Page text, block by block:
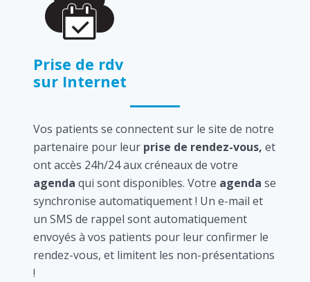
Prise de rdv
sur Internet
Vos patients se connectent sur le site de notre
partenaire pour leur prise de rendez-vous, et
ont accès 24h/24 aux créneaux de votre
agenda qui sont disponibles. Votre agenda se
synchronise automatiquement ! Un e-mail et
un SMS de rappel sont automatiquement
envoyés à vos patients pour leur confirmer le
rendez-vous, et limitent les non-présentations
!